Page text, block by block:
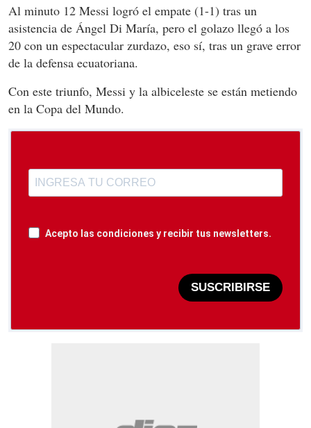
Al minuto 12 Messi logró el empate (1-1) tras un
asistencia de Ángel Di María, pero el golazo llegó a los
20 con un espectacular zurdazo, eso sí, tras un grave error
de la defensa ecuatoriana.
Con este triunfo, Messi y la albiceleste se están metiendo
en la Copa del Mundo.
Acepto las condiciones y recibir tus newsletters.
SUSCRIBIRSE